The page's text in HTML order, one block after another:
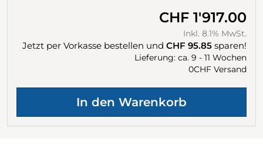
CHF 1'917.00
Inkl. 8.1% MwSt.
Jetzt per Vorkasse bestellen und CHF 95.85 sparen!
Lieferung: ca. 9 - 11 Wochen
0CHF Versand